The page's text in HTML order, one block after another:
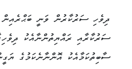
ދިވެހި ސަރުކާރުން ވަނީ
ސަރުކާރާއި ރައްޔިތުންނާއެކު
ސާބިތުކަމާއެކު އޮންނާނެކަމުގެ